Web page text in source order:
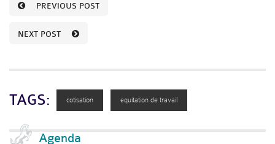
PREVIOUS POST
NEXT POST
TAGS: cotisation equitation de travail
Agenda